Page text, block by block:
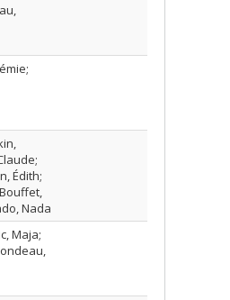
Édith;
Nada
Maja;